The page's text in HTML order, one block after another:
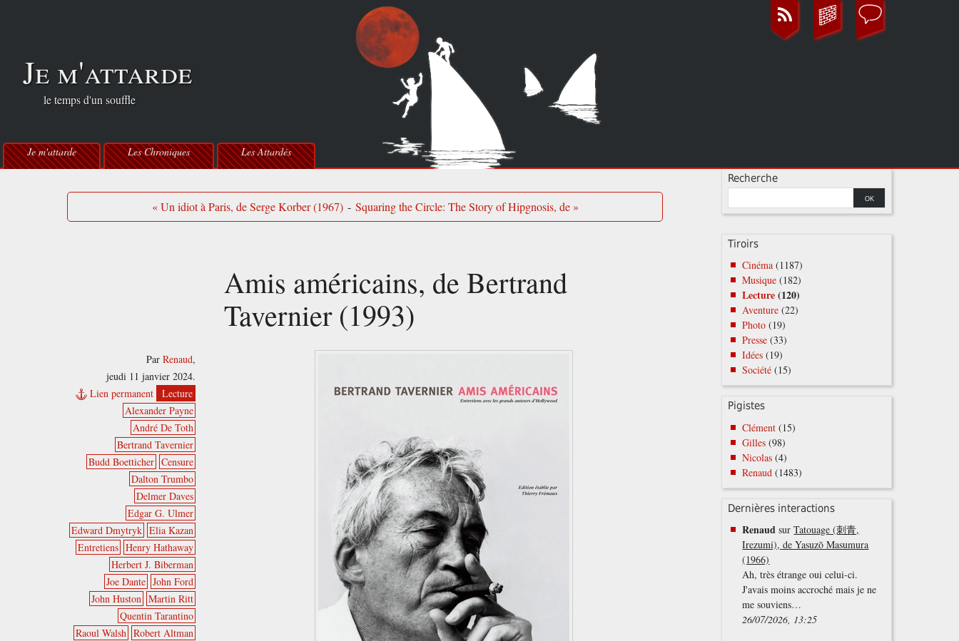
Je m'attarde
le temps d'un souffle
Je m'attarde Les Chroniques Les Attardés
« Un idiot à Paris, de Serge Korber (1967) - Squaring the Circle: The Story of Hipgnosis, de »
Amis américains, de Bertrand
Tavernier (1993)
ParRenaud,
jeudi 11 janvier 2024.
Lien permanent
Lecture
Alexander Payne
André De Toth
Bertrand Tavernier
Budd Boetticher Censure
Dalton Trumbo
Delmer Daves
Edgar G. Ulmer
Edward Dmytryk Elia Kazan
Entretiens Henry Hathaway
Herbert J. Biberman
Joe Dante John Ford
John Huston Martin Ritt
Quentin Tarantino
Raoul Walsh Robert Altman
Recherche
Tiroirs
Cinéma (1187)
Musique (182)
Lecture (120)
Aventure (22)
Photo (19)
Presse (33)
Idées (19)
Société (15)
Pigistes
Clément (15)
Gilles (98)
Nicolas (4)
Renaud (1483)
Dernières interactions
Renaud surTatouage (刺青,
Irezumi), de Yasuzō Masumura
(1966)
Ah, très étrange oui celui-ci.
J'avais moins accroché mais je ne
me souviens…
26/07/2026, 13:25